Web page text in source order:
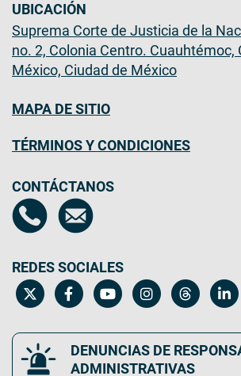
UBICACIÓN
Suprema Corte de Justicia de la
no. 2, Colonia Centro. Cuauhtémoc,
México, Ciudad de México
MAPA DE SITIO
TÉRMINOS Y CONDICIONES
CONTÁCTANOS
REDES SOCIALES
DENUNCIAS DE
ADMINISTRATIVAS